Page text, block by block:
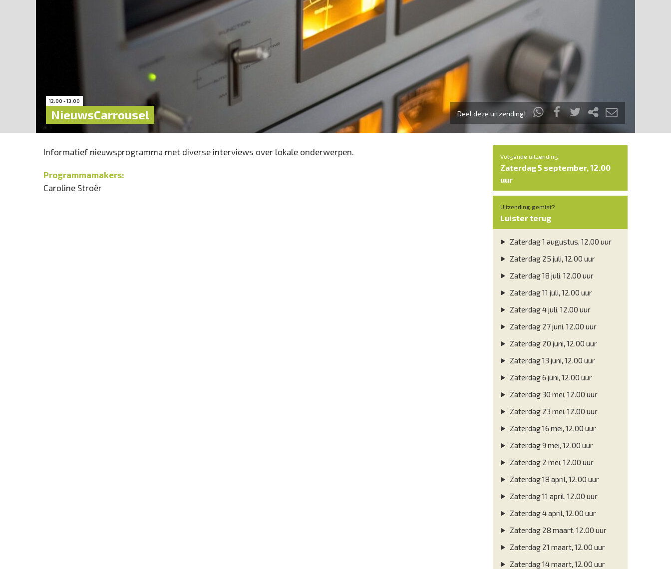
12:00 - 13:00
NieuwsCarrousel Deel deze uitzending!
Informatief nieuwsprogramma met diverse interviews over lokale onderwerpen.
Programmamakers:
Caroline Stroër
Volgende uitzending:
Zaterdag 5 september, 12.00
uur
Uitzending gemist?
Luister terug
Zaterdag 1 augustus, 12.00 uur
Zaterdag 25 juli, 12.00 uur
Zaterdag 18 juli, 12.00 uur
Zaterdag 11 juli, 12.00 uur
Zaterdag 4 juli, 12.00 uur
Zaterdag 27 juni, 12.00 uur
Zaterdag 20 juni, 12.00 uur
Zaterdag 13 juni, 12.00 uur
Zaterdag 6 juni, 12.00 uur
Zaterdag 30 mei, 12.00 uur
Zaterdag 23 mei, 12.00 uur
Zaterdag 16 mei, 12.00 uur
Zaterdag 9 mei, 12.00 uur
Zaterdag 2 mei, 12.00 uur
Zaterdag 18 april, 12.00 uur
Zaterdag 11 april, 12.00 uur
Zaterdag 4 april, 12.00 uur
Zaterdag 28 maart, 12.00 uur
Zaterdag 21 maart, 12.00 uur
Zaterdag 14 maart, 12.00 uur